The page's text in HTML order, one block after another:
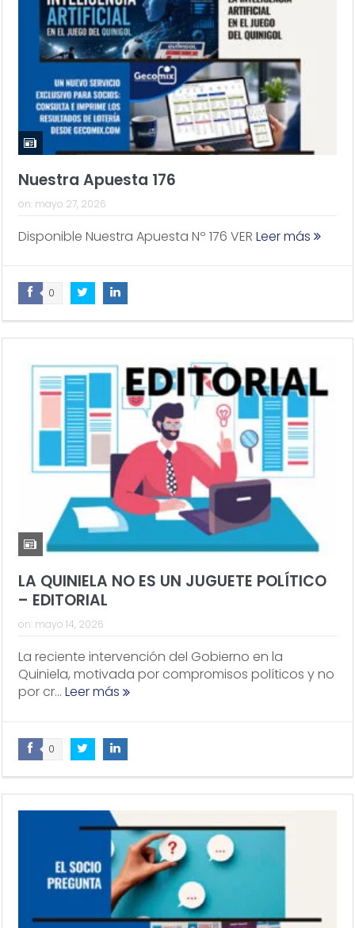
Nuestra Apuesta 176
on: mayo 27, 2026
Disponible Nuestra Apuesta Nº 176 VER Leer más
0
LA QUINIELA NO ES UN JUGUETE POLÍTICO
– EDITORIAL
on: mayo 14, 2026
La reciente intervención del Gobierno en la
Quiniela, motivada por compromisos políticos y no
por cr... Leer más
0